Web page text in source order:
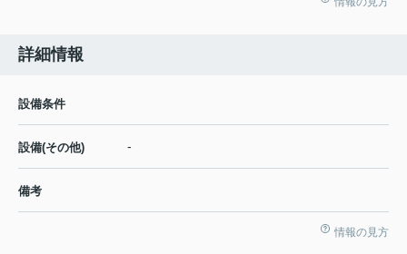
詳細情報
設備条件
設備(その他) -
備考
情報の見方